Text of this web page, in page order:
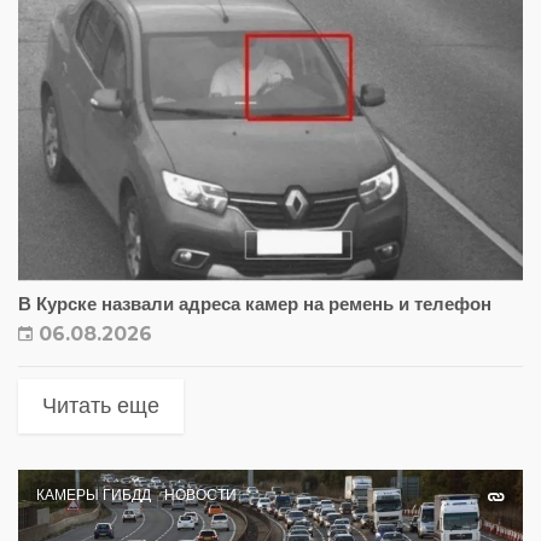
В Курске назвали адреса камер на ремень и телефон
06.08.2026
Читать еще
КАМЕРЫ ГИБДД НОВОСТИ